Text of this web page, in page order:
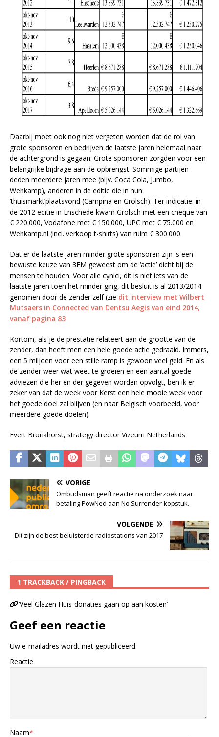
Daarbij moet ook nog niet vergeten worden dat de rol van
grote sponsoren en bedrijven de laatste jaren helemaal naar
de achtergrond is gegaan. Grote sponsoren zorgden voor een
belangrijke bijdrage aan de opbrengst. Sommige partijen
deden meerdere jaren mee (bijv. Coca Cola, Jumbo,
Wehkamp), anderen in de editie die in hun
‘thuismarkt’plaatsvond (Campina en Grolsch). Ter indicatie: in
de 2012 editie in Enschede kwam Grolsch met een cheque van
€ 220.000, Vodafone met € 150.000, UPC met € 75.000 en
Wehkamp.nl (incl. verkoop t-shirts) van ruim € 300.000.
Dat er de laatste jaren minder grote sponsoren zijn is een
bewuste keuze van 3FM geweest om de ‘actie’ dicht bij de
mensen te houden. Voor alle cynici, dit is niet iets van de
laatste jaren toen het minder ging, dit besluit is al 2013/2014
genomen door de zender zelf (zie dit interview met Wilbert
Mutsaers in Connected van Dentsu Aegis van eind 2014,
vanaf pagina 83
Kortom, als je de prestatie relateert aan de grootte van de
zender, dan heeft men een hele goede actie gedraaid. Immers,
een 5 miljoen voor een stille ramp is gewoon veel geld. En als
de zender weer wat weet te groeien en een aantal goede
adviezen die her en der gegeven worden opvolgt, ben ik er
zeker van dat de week voor Kerst een hele mooie week voor
het goede doel zal blijven (en naar Belgisch voorbeeld, voor
meerdere goede doelen).
Evert Bronkhorst, strategy director Vizeum Netherlands
VORIGE
Ombudsman geeft reactie na onderzoek naar
betaling PowNed aan No Surrender-kopstuk.
VOLGENDE
Dit zijn de best beluisterde radiostations van 2017
1 TRACKBACK / PINGBACK
‘Veel Glazen Huis-donaties gaan op aan kosten’
Geef een reactie
Uw e-mailadres wordt niet gepubliceerd.
Reactie
Naam*